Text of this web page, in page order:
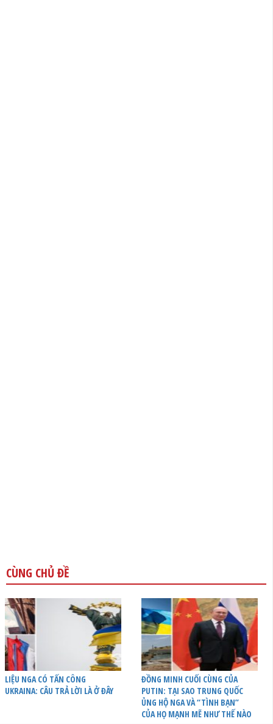
CÙNG CHỦ ĐỀ
LIỆU NGA CÓ TẤN CÔNG
UKRAINA: CÂU TRẢ LỜI LÀ Ở ĐÂY
ĐỒNG MINH CUỐI CÙNG CỦA
PUTIN: TẠI SAO TRUNG QUỐC
ỦNG HỘ NGA VÀ “TÌNH BẠN”
CỦA HỌ MẠNH MẼ NHƯ THẾ NÀO